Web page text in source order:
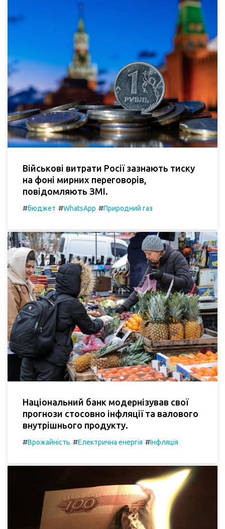
Військові витрати Росії зазнають тиску
на фоні мирних переговорів,
повідомляють ЗМІ.
#бюджет #WhatsApp #Природний газ
Національний банк модернізував свої
прогнози стосовно інфляції та валового
внутрішнього продукту.
#Врожайність #Електрична енергія #Інфляція